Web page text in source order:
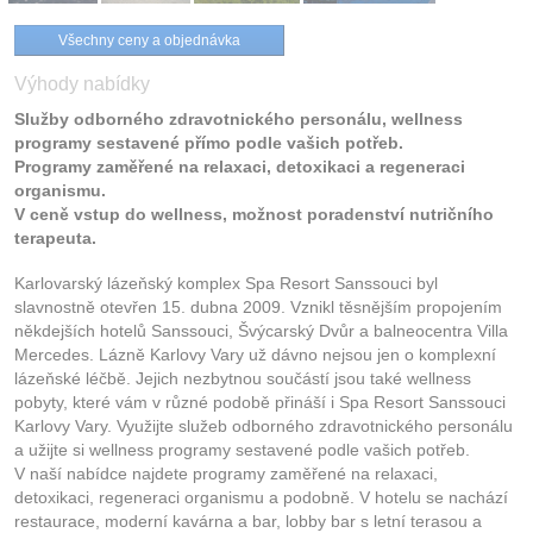
Všechny ceny a objednávka
Výhody nabídky
Služby odborného zdravotnického personálu, wellness
programy sestavené přímo podle vašich potřeb.
Programy zaměřené na relaxaci, detoxikaci a regeneraci
organismu.
V ceně vstup do wellness, možnost poradenství nutričního
terapeuta.
Karlovarský lázeňský komplex Spa Resort Sanssouci byl
slavnostně otevřen 15. dubna 2009. Vznikl těsnějším propojením
někdejších hotelů Sanssouci, Švýcarský Dvůr a balneocentra Villa
Mercedes. Lázně Karlovy Vary už dávno nejsou jen o komplexní
lázeňské léčbě. Jejich nezbytnou součástí jsou také wellness
pobyty, které vám v různé podobě přináší i Spa Resort Sanssouci
Karlovy Vary. Využijte služeb odborného zdravotnického personálu
a užijte si wellness programy sestavené podle vašich potřeb.
V naší nabídce najdete programy zaměřené na relaxaci,
detoxikaci, regeneraci organismu a podobně. V hotelu se nachází
restaurace, moderní kavárna a bar, lobby bar s letní terasou a